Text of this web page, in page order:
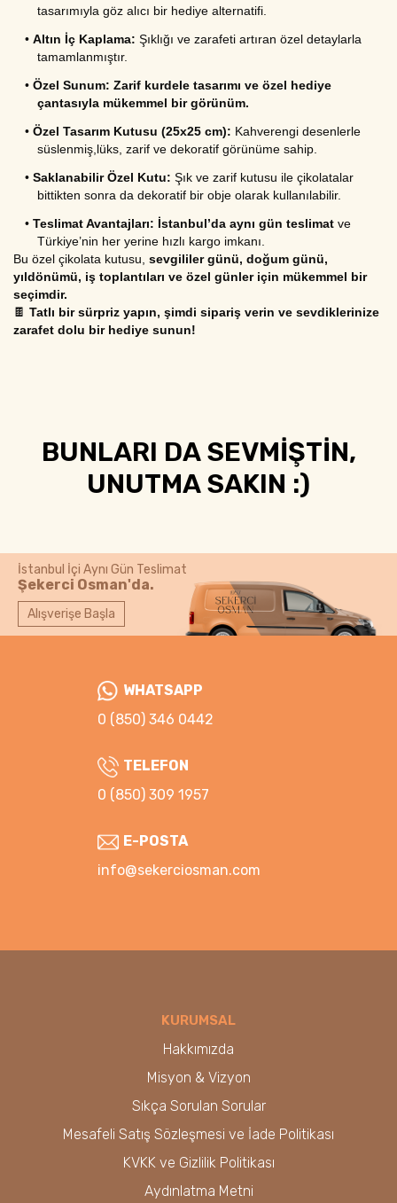
tasarımıyla göz alıcı bir hediye alternatifi.
• Altın İç Kaplama: Şıklığı ve zarafeti artıran özel detaylarla
tamamlanmıştır.
• Özel Sunum: Zarif kurdele tasarımı ve özel hediye
çantasıyla mükemmel bir görünüm.
• Özel Tasarım Kutusu (25x25 cm): Kahverengi desenlerle
süslenmiş,lüks, zarif ve dekoratif görünüme sahip.
• Saklanabilir Özel Kutu: Şık ve zarif kutusu ile çikolatalar
bittikten sonra da dekoratif bir obje olarak kullanılabilir.
• Teslimat Avantajları: İstanbul’da aynı gün teslimat ve
Türkiye’nin her yerine hızlı kargo imkanı.
Bu özel çikolata kutusu, sevgililer günü, doğum günü,
yıldönümü, iş toplantıları ve özel günler için mükemmel bir
seçimdir.
🍫 Tatlı bir sürpriz yapın, şimdi sipariş verin ve sevdiklerinize
zarafet dolu bir hediye sunun!
BUNLARI DA SEVMİŞTİN,
UNUTMA SAKIN :)
İstanbul İçi Aynı Gün Teslimat
Şekerci Osman'da.
Alışverişe Başla
WHATSAPP
0 (850) 346 0442
TELEFON
0 (850) 309 1957
E-POSTA
info@sekerciosman.com
KURUMSAL
Hakkımızda
Misyon & Vizyon
Sıkça Sorulan Sorular
Mesafeli Satış Sözleşmesi ve İade Politikası
KVKK ve Gizlilik Politikası
Aydınlatma Metni